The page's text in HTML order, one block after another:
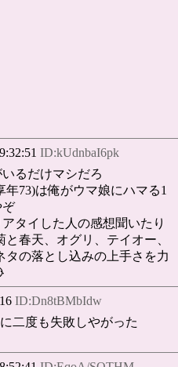
ID:kUdnbaI6pk
るだけマシだろ
73)は俺がウマ娘にハマる1
ぞ
タイした人の感想聞いたり
春天、オグリ、テイオー、
タの落とし込みの上手さを力
ID:Dn8tBMbIdw
二度も失敗しやがった